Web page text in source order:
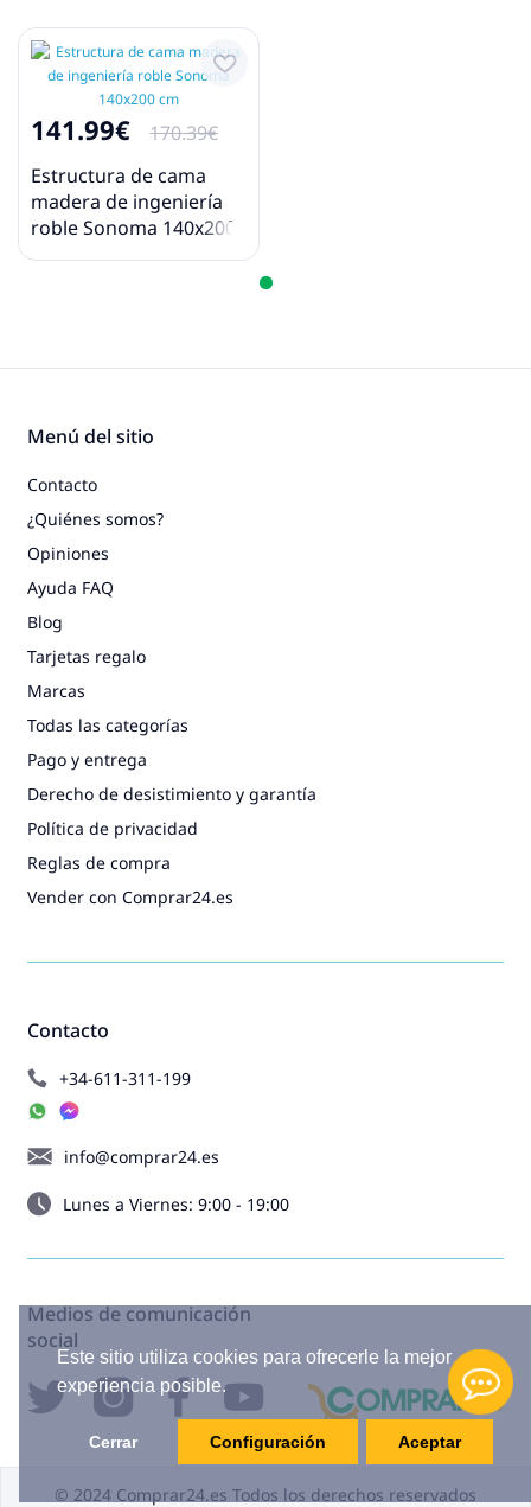
Este sitio utiliza cookies para ofrecerle la mejor
experiencia posible.
Cerrar Configuración Aceptar
141.99€
170.39€
Estructura de cama
madera de ingeniería
roble Sonoma 140x200
cm
Contacto
+34-611-311-199
info@comprar24.es
Lunes a Viernes: 9:00 - 19:00
Menú del sitio
Contacto
¿Quiénes somos?
Opiniones
Ayuda FAQ
Blog
Tarjetas regalo
Marcas
Todas las categorías
Pago y entrega
Derecho de desistimiento y garantía
Política de privacidad
Reglas de compra
Vender con Comprar24.es
Medios de comunicación
social
© 2024 Comprar24.es Todos los derechos reservados